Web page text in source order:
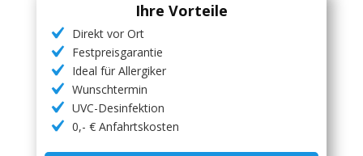
Ihre Vorteile
Direkt vor Ort
Festpreisgarantie
Ideal für Allergiker
Wunschtermin
UVC-Desinfektion
0,- € Anfahrtskosten